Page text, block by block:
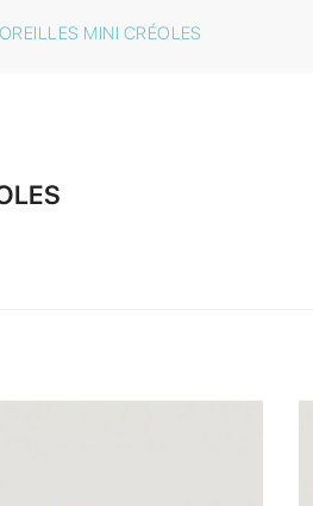
MINI CRÉOLES